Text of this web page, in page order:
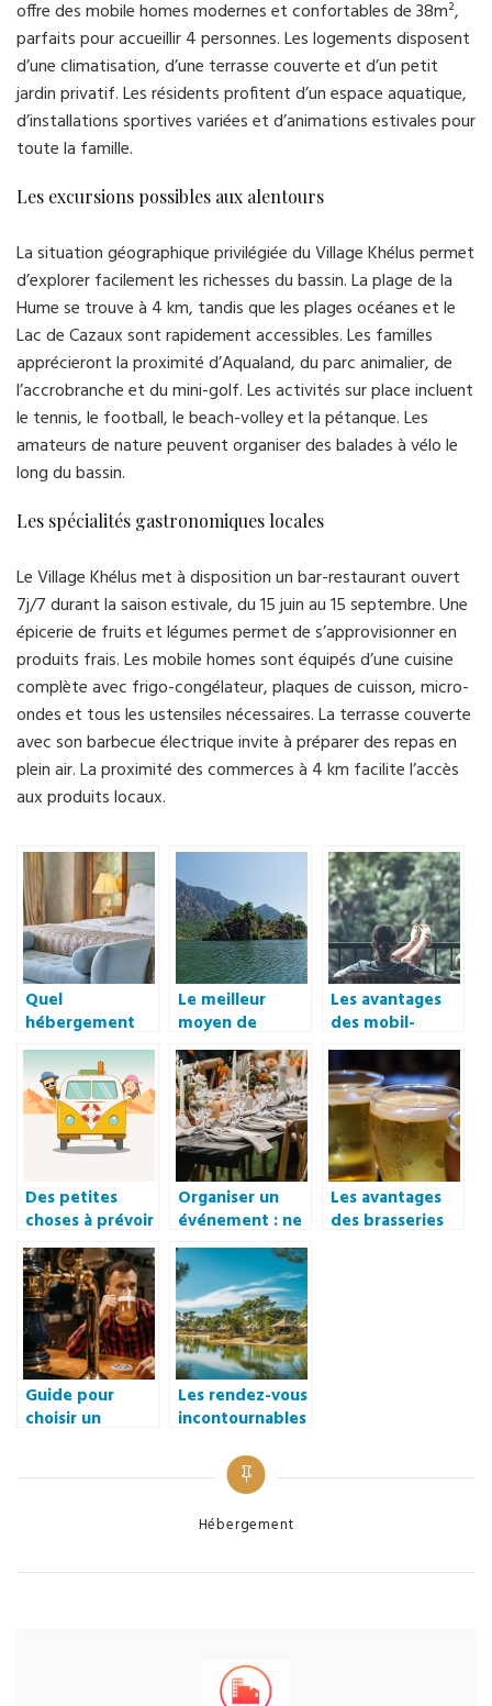
offre des mobile homes modernes et confortables de 38m²,
parfaits pour accueillir 4 personnes. Les logements disposent
d’une climatisation, d’une terrasse couverte et d’un petit
jardin privatif. Les résidents profitent d’un espace aquatique,
d’installations sportives variées et d’animations estivales pour
toute la famille.
Les excursions possibles aux alentours
La situation géographique privilégiée du Village Khélus permet
d’explorer facilement les richesses du bassin. La plage de la
Hume se trouve à 4 km, tandis que les plages océanes et le
Lac de Cazaux sont rapidement accessibles. Les familles
apprécieront la proximité d’Aqualand, du parc animalier, de
l’accrobranche et du mini-golf. Les activités sur place incluent
le tennis, le football, le beach-volley et la pétanque. Les
amateurs de nature peuvent organiser des balades à vélo le
long du bassin.
Les spécialités gastronomiques locales
Le Village Khélus met à disposition un bar-restaurant ouvert
7j/7 durant la saison estivale, du 15 juin au 15 septembre. Une
épicerie de fruits et légumes permet de s’approvisionner en
produits frais. Les mobile homes sont équipés d’une cuisine
complète avec frigo-congélateur, plaques de cuisson, micro-
ondes et tous les ustensiles nécessaires. La terrasse couverte
avec son barbecue électrique invite à préparer des repas en
plein air. La proximité des commerces à 4 km facilite l’accès
aux produits locaux.
Quel
hébergement
choisir en
déplacement ?
Le meilleur
moyen de
profiter de ses
vacances
Les avantages
des mobil-
homes pour les
prochaines
vacances
Des petites
choses à prévoir
avant de faire
une road trip
Organiser un
événement : ne
pas négliger le
côté matériel
Les avantages
des brasseries
Guide pour
choisir un
Les rendez-vous
incontournables
chics : Oleron
une ile
paradisiaque
pour le camping
piscine
Categories
Hébergement